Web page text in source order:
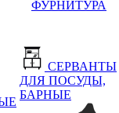
ФУРНИТУРА
СЕРВАНТЫ
ДЛЯ ПОСУДЫ,
БАРНЫЕ